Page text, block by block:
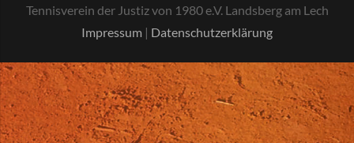
Tennisverein der Justiz von 1980 e.V. Landsberg am Lech
Impressum | Datenschutzerklärung